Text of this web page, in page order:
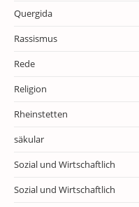
Quergida
Rassismus
Rede
Religion
Rheinstetten
säkular
Sozial und Wirtschaftlich
Sozial und Wirtschaftlich